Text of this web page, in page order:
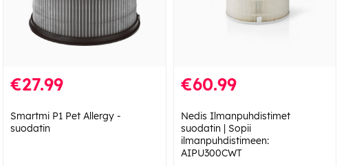
€27.99
Smartmi P1 Pet Allergy -
suodatin
€60.99
Nedis Ilmanpuhdistimet
suodatin | Sopii
ilmanpuhdistimeen:
AIPU300CWT